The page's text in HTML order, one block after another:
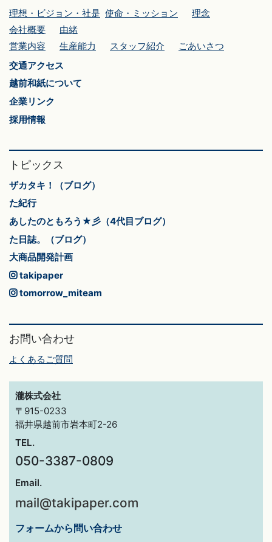
理想・ビジョン・社是 使命・ミッション
理念
会社概要
由緒
営業内容
生産能力 スタッフ紹介
ごあいさつ
交通アクセス
越前和紙について
企業リンク
採用情報
トピックス
ザカタキ！（ブログ）
た紀行
あしたのともろう★彡（4代目ブログ）
た日誌。（ブログ）
大商品開発計画
takipaper
tomorrow_miteam
お問い合わせ
よくあるご質問
瀧株式会社
〒915-0233
福井県越前市岩本町2-26
TEL.
050-3387-0809
Email.
mail@takipaper.com
フォームから問い合わせ